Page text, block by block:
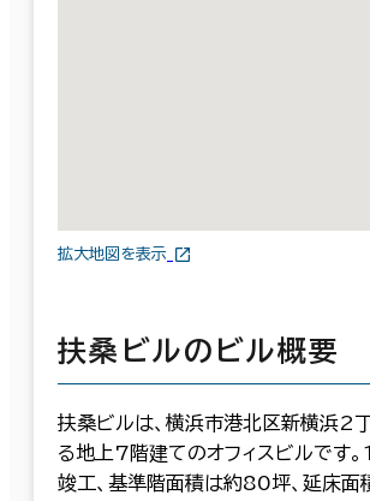
拡大地図を表示
扶桑ビルのビル概要
扶桑ビルは、横浜市港北区新横浜2
る地上7階建てのオフィスビルです
竣工、基準階面積は約80坪、延床